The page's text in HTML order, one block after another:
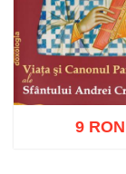
9 RON